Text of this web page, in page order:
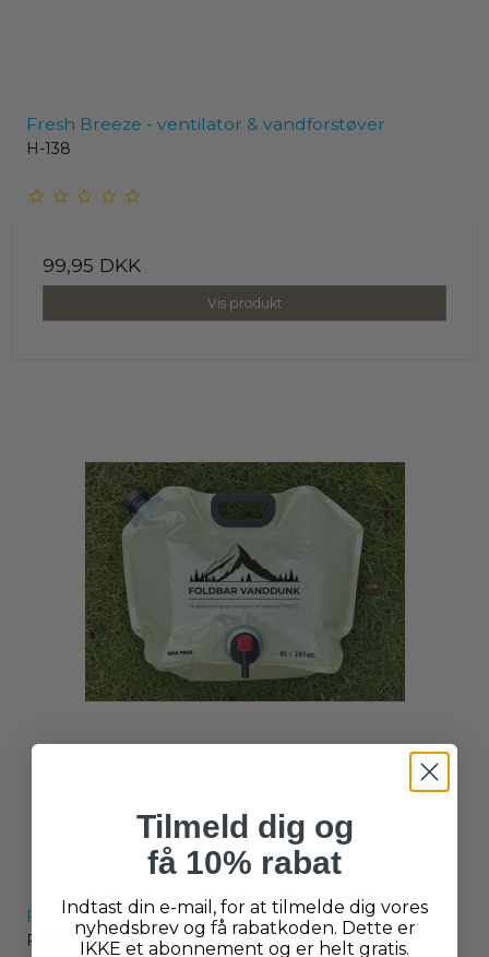
Fresh Breeze - ventilator & vandforstøver
H-138
99,95 DKK
Vis produkt
Foldbar vanddunk
F-348
Tilmeld dig og
få 10% rabat
Indtast din e-mail, for at tilmelde dig vores
nyhedsbrev og få rabatkoden. Dette er
IKKE et abonnement og er helt gratis.